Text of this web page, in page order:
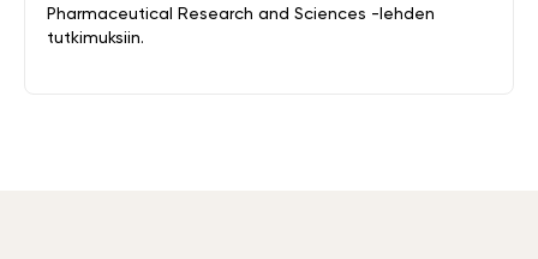
Pharmaceutical Research and Sciences -lehden
tutkimuksiin.